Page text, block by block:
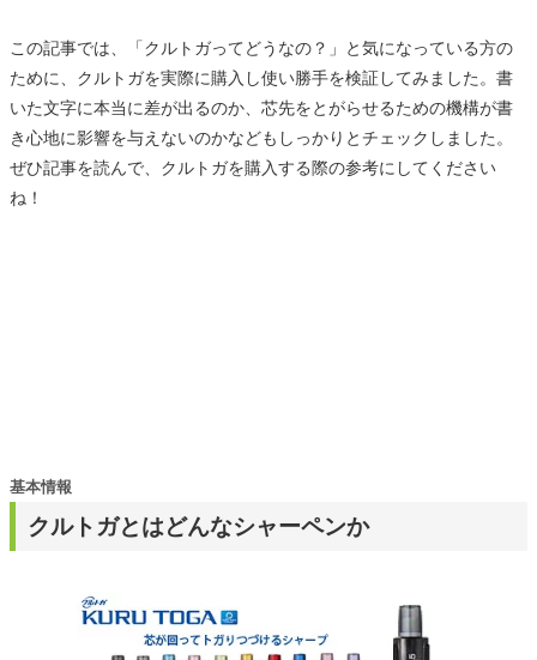
この記事では、「クルトガってどうなの？」と気になっている方の
ために、クルトガを実際に購入し使い勝手を検証してみました。書
いた文字に本当に差が出るのか、芯先をとがらせるための機構が書
き心地に影響を与えないのかなどもしっかりとチェックしました。
ぜひ記事を読んで、クルトガを購入する際の参考にしてください
ね！
クルトガとはどんなシャーペンか
基本情報